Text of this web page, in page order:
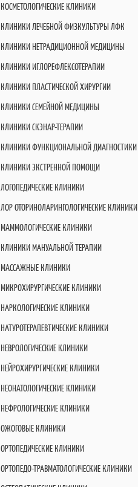
КОСМЕТОЛОГИЧЕСКИЕ КЛИНИКИ
КЛИНИКИ ЛЕЧЕБНОЙ ФИЗКУЛЬТУРЫ ЛФК
КЛИНИКИ НЕТРАДИЦИОННОЙ МЕДИЦИНЫ
КЛИНИКИ ИГЛОРЕФЛЕКСОТЕРАПИИ
КЛИНИКИ ПЛАСТИЧЕСКОЙ ХИРУРГИИ
КЛИНИКИ СЕМЕЙНОЙ МЕДИЦИНЫ
КЛИНИКИ СКЭНАР-ТЕРАПИИ
КЛИНИКИ ФУНКЦИОНАЛЬНОЙ ДИАГНОСТИКИ
КЛИНИКИ ЭКСТРЕННОЙ ПОМОЩИ
ЛОГОПЕДИЧЕСКИЕ КЛИНИКИ
ЛОР ОТОРИНОЛАРИНГОЛОГИЧЕСКИЕ КЛИНИКИ
МАММОЛОГИЧЕСКИЕ КЛИНИКИ
КЛИНИКИ МАНУАЛЬНОЙ ТЕРАПИИ
МАССАЖНЫЕ КЛИНИКИ
МИКРОХИРУРГИЧЕСКИЕ КЛИНИКИ
НАРКОЛОГИЧЕСКИЕ КЛИНИКИ
НАТУРОТЕРАПЕВТИЧЕСКИЕ КЛИНИКИ
НЕВРОЛОГИЧЕСКИЕ КЛИНИКИ
НЕЙРОХИРУРГИЧЕСКИЕ КЛИНИКИ
НЕОНАТОЛОГИЧЕСКИЕ КЛИНИКИ
НЕФРОЛОГИЧЕСКИЕ КЛИНИКИ
ОЖОГОВЫЕ КЛИНИКИ
ОРТОПЕДИЧЕСКИЕ КЛИНИКИ
ОРТОПЕДО-ТРАВМАТОЛОГИЧЕСКИЕ КЛИНИКИ